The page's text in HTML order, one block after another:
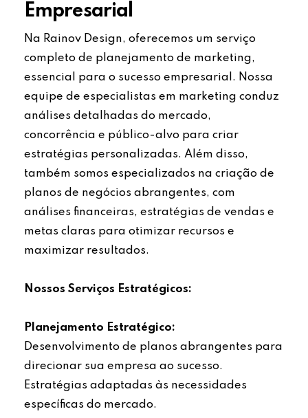
Empresarial
Na Rainov Design, oferecemos um serviço
completo de planejamento de marketing,
essencial para o sucesso empresarial. Nossa
equipe de especialistas em marketing conduz
análises detalhadas do mercado,
concorrência e público-alvo para criar
estratégias personalizadas. Além disso,
também somos especializados na criação de
planos de negócios abrangentes, com
análises financeiras, estratégias de vendas e
metas claras para otimizar recursos e
maximizar resultados.
Nossos Serviços Estratégicos:
Planejamento Estratégico:
Desenvolvimento de planos abrangentes para
direcionar sua empresa ao sucesso.
Estratégias adaptadas às necessidades
específicas do mercado.